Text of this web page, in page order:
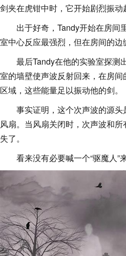
剑夹在虎钳中时，它开始剧烈振动
出于好奇，Tandy开始在房间
室中心反应最强烈，但在房间的边
最后Tandy在他的实验室探测
室的墙壁使声波反射回来，在房
区域，这些能量足以振动他的剑。
事实证明，这个次声波的源
风扇。当风扇关闭时，次声波和所
失了。
看来没有必要喊一个“驱魔人”